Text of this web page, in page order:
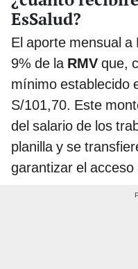
EsSalud?
El aporte mensual
9% de la RMV que,
mínimo establecido
S/101,70. Este
del salario de los
planilla y se
garantizar el